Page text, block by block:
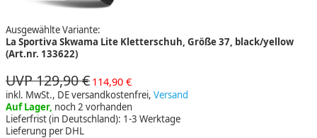
Ausgewählte Variante:
La Sportiva Skwama Lite Kletterschuh, Größe 37, black/yellow
(Art.nr. 133622)
UVP 129,90 € 114,90 €
inkl. MwSt., DE versandkostenfrei, Versand
Auf Lager, noch 2 vorhanden
Lieferfrist (in Deutschland): 1-3 Werktage
Lieferung per DHL